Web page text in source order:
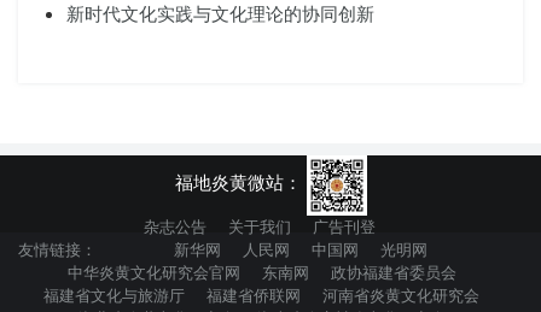
新时代文化实践与文化理论的协同创新
福地炎黄微站：
杂志公告 关于我们
广告刊登
友情链接：
新华网 人民网 中国网
光明网
中华炎黄文化研究会官网
东南网
政协福建省委员会
福建省文化与旅游厅
福建省侨联网
河南省炎黄文化研究会